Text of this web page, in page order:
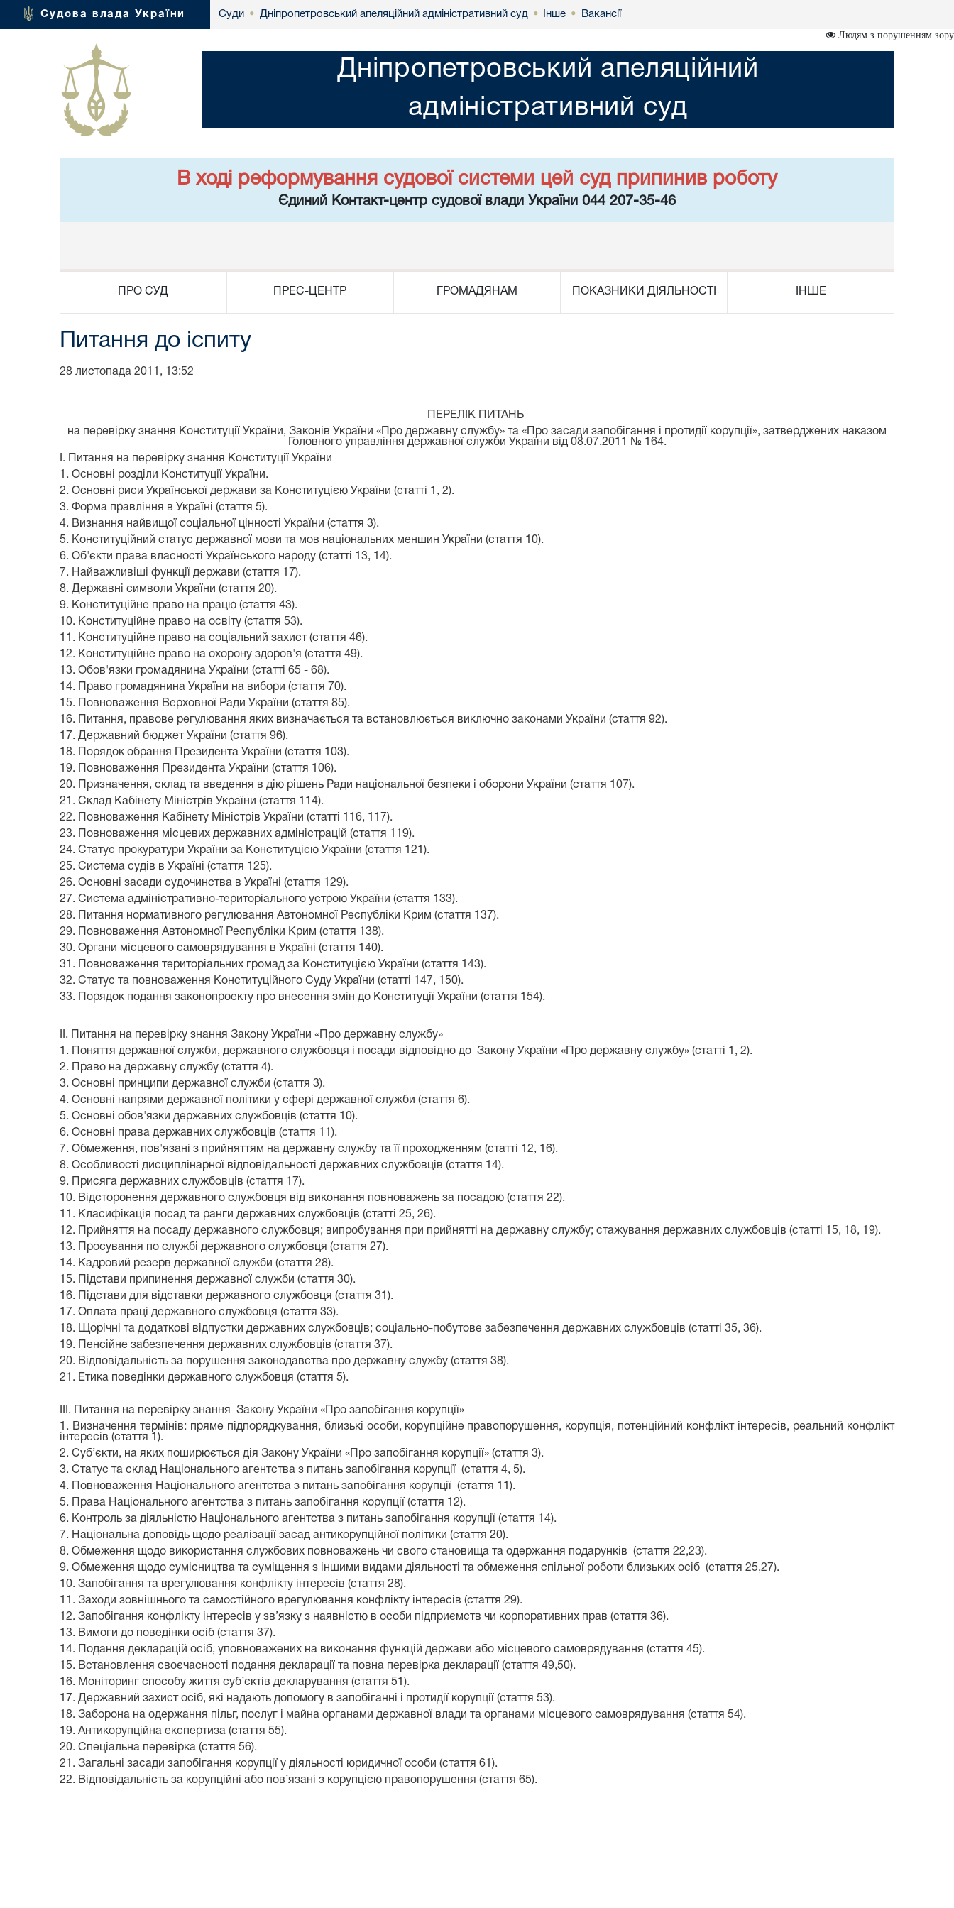
Судова влада України Суди • Дніпропетровський апеляційний адміністративний суд • Інше • Вакансії
Людям з порушенням зору
Дніпропетровський апеляційний
адміністративний суд
В ході реформування судової системи цей суд припинив роботу
Єдиний Контакт-центр судової влади України 044 207-35-46
ПРО СУД ПРЕС-ЦЕНТР ГРОМАДЯНАМ ПОКАЗНИКИ ДІЯЛЬНОСТІ ІНШЕ
Питання до іспиту
28 листопада 2011, 13:52
ПЕРЕЛІК ПИТАНЬ
на перевірку знання Конституції України, Законів України «Про державну службу» та «Про засади запобігання і протидії корупції», затверджених наказом
Головного управління державної служби України від 08.07.2011 № 164.
I. Питання на перевірку знання Конституції України
1. Основні розділи Конституції України.
2. Основні риси Української держави за Конституцією України (статті 1, 2).
3. Форма правління в Україні (стаття 5).
4. Визнання найвищої соціальної цінності України (стаття 3).
5. Конституційний статус державної мови та мов національних меншин України (стаття 10).
6. Об'єкти права власності Українського народу (статті 13, 14).
7. Найважливіші функції держави (стаття 17).
8. Державні символи України (стаття 20).
9. Конституційне право на працю (стаття 43).
10. Конституційне право на освіту (стаття 53).
11. Конституційне право на соціальний захист (стаття 46).
12. Конституційне право на охорону здоров'я (стаття 49).
13. Обов'язки громадянина України (статті 65 - 68).
14. Право громадянина України на вибори (стаття 70).
15. Повноваження Верховної Ради України (стаття 85).
16. Питання, правове регулювання яких визначається та встановлюється виключно законами України (стаття 92).
17. Державний бюджет України (стаття 96).
18. Порядок обрання Президента України (стаття 103).
19. Повноваження Президента України (стаття 106).
20. Призначення, склад та введення в дію рішень Ради національної безпеки і оборони України (стаття 107).
21. Склад Кабінету Міністрів України (стаття 114).
22. Повноваження Кабінету Міністрів України (статті 116, 117).
23. Повноваження місцевих державних адміністрацій (стаття 119).
24. Статус прокуратури України за Конституцією України (стаття 121).
25. Система судів в Україні (стаття 125).
26. Основні засади судочинства в Україні (стаття 129).
27. Система адміністративно-територіального устрою України (стаття 133).
28. Питання нормативного регулювання Автономної Республіки Крим (стаття 137).
29. Повноваження Автономної Республіки Крим (стаття 138).
30. Органи місцевого самоврядування в Україні (стаття 140).
31. Повноваження територіальних громад за Конституцією України (стаття 143).
32. Статус та повноваження Конституційного Суду України (статті 147, 150).
33. Порядок подання законопроекту про внесення змін до Конституції України (стаття 154).
II. Питання на перевірку знання Закону України «Про державну службу»
1. Поняття державної служби, державного службовця і посади відповідно до Закону України «Про державну службу» (статті 1, 2).
2. Право на державну службу (стаття 4).
3. Основні принципи державної служби (стаття 3).
4. Основні напрями державної політики у сфері державної служби (стаття 6).
5. Основні обов'язки державних службовців (стаття 10).
6. Основні права державних службовців (стаття 11).
7. Обмеження, пов'язані з прийняттям на державну службу та її проходженням (статті 12, 16).
8. Особливості дисциплінарної відповідальності державних службовців (стаття 14).
9. Присяга державних службовців (стаття 17).
10. Відсторонення державного службовця від виконання повноважень за посадою (стаття 22).
11. Класифікація посад та ранги державних службовців (статті 25, 26).
12. Прийняття на посаду державного службовця; випробування при прийнятті на державну службу; стажування державних службовців (статті 15, 18, 19).
13. Просування по службі державного службовця (стаття 27).
14. Кадровий резерв державної служби (стаття 28).
15. Підстави припинення державної служби (стаття 30).
16. Підстави для відставки державного службовця (стаття 31).
17. Оплата праці державного службовця (стаття 33).
18. Щорічні та додаткові відпустки державних службовців; соціально-побутове забезпечення державних службовців (статті 35, 36).
19. Пенсійне забезпечення державних службовців (стаття 37).
20. Відповідальність за порушення законодавства про державну службу (стаття 38).
21. Етика поведінки державного службовця (стаття 5).
III. Питання на перевірку знання Закону України « Про запобігання корупції»
1. Визначення термінів: пряме підпорядкування, близькі особи, корупційне правопорушення, корупція, потенційний конфлікт інтересів, реальний конфлікт
інтересів (стаття 1).
2. Суб’єкти, на яких поширюється дія Закону України «Про запобігання корупції» (стаття 3).
3. Статус та склад Національного агентства з питань запобігання корупції (стаття 4, 5).
4.
Повноваження Національного агентства з питань запобігання корупції (стаття 11).
5.
рава Національного агентства з питань запобігання корупції (стаття 12).
6. Контроль за діяльністю Національного агентства з питань запобігання корупції (стаття 14).
7. Національна доповідь щодо реалізації засад антикорупційної політики (стаття 20).
8. Обмеження щодо використання службових повноважень чи свого становища та одержання подарунків (стаття 22,23).
9. Обмеження щодо сумісництва та суміщення з іншими видами діяльності та обмеження спільної роботи близьких осіб (стаття 25,27).
10. Запобігання та врегулювання конфлікту інтересів (стаття 28).
11. Заходи зовнішнього та самостійного врегулювання конфлікту інтересів (стаття 29).
12. Запобігання конфлікту інтересів у зв’язку з наявністю в особи підприємств чи корпоративних прав (стаття 36).
13. Вимоги до поведінки осіб (стаття 37).
14.
Подання декларацій осіб, уповноважених на виконання функцій держави або місцевого самоврядування (стаття 45).
15. Встановлення своєчасності подання декларації та повна перевірка декларації (стаття 49,50).
16. Моніторинг способу життя суб’єктів декларування (стаття 51).
17. Державний захист осіб, які надають допомогу в запобіганні і протидії корупції (стаття 53).
18. Заборона на одержання пільг, послуг і майна органами державної влади та органами місцевого самоврядування (стаття 54).
19. Антикорупційна експертиза (стаття 55).
20. Спеціальна перевірка (стаття 56).
21. Загальні засади запобігання корупції у діяльності юридичної особи (стаття 61).
22. Відповідальність за корупційні або пов’язані з корупцією правопорушення (стаття 65).